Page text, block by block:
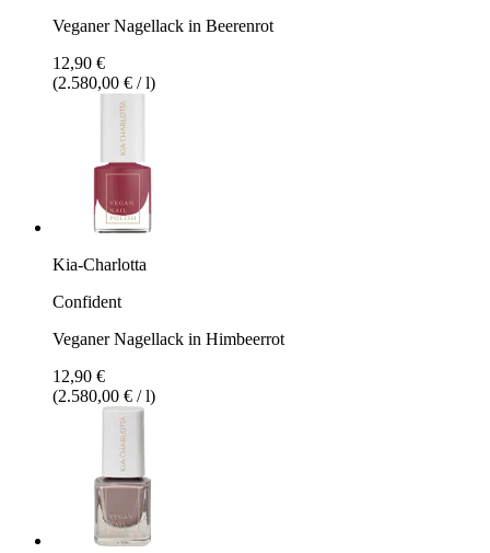
Veganer Nagellack in Beerenrot
12,90 €
(2.580,00 € / l)
Kia-Charlotta
Confident
Veganer Nagellack in Himbeerrot
12,90 €
(2.580,00 € / l)